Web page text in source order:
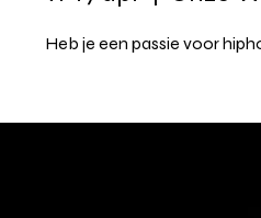
Heb je een passie voor